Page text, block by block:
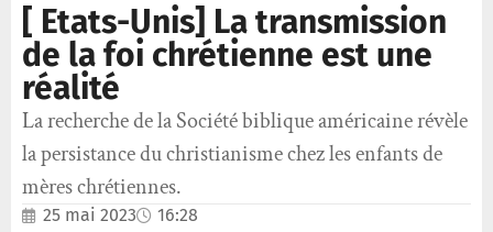
[ Etats-Unis] La transmission
de la foi chrétienne est une
réalité
La recherche de la Société biblique américaine révèle
la persistance du christianisme chez les enfants de
mères chrétiennes.
25 mai 2023 16:28